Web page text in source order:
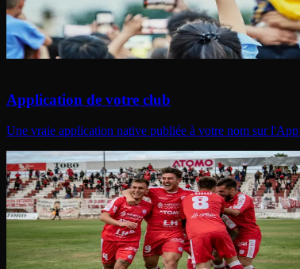
Application de votre club
Une vraie application native publiée à votre nom sur